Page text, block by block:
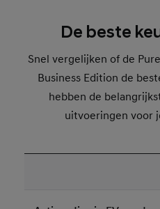
De beste
Snel vergelijken of de
Business Edition de
hebben de
uitvoeringen voor